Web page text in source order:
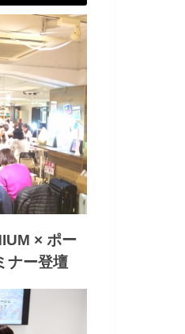
× ポー
ナー登壇